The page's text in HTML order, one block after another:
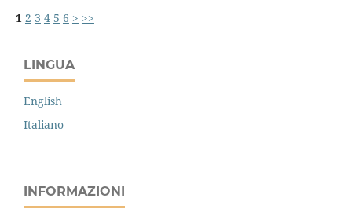
1 2 3 4 5 6 > >>
LINGUA
English
Italiano
INFORMAZIONI